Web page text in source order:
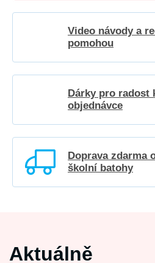
Video návody a
pomohou
Dárky pro radost
objednávce
Doprava zdarma
školní batohy
Aktuálně